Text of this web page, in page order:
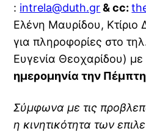
: intrela@duth.gr& cc:
Ελένη Μαυρίδου, Κτίριο
για πληροφορίες στο
Ευγενία Θεοχαρίδου) με
ημερομηνία την
Σύμφωνα με τις
η κινητικότητα των